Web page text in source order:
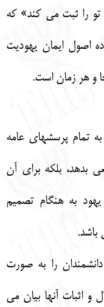
را ثبت مي كند» كه
اصول ايمان يهوديت
و هر زمان است.
تمام پرسشهاي عامه
مردم درباره قوانين دين يهود پاسخ قطعي بدهد، بلكه ‎براي آن
به هنگام تصميم
باشد.
را به صورت
و اثبات آنها بيان مي